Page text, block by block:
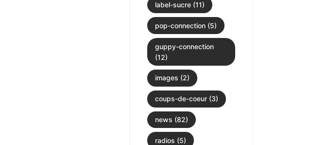
label-sucre (11)
pop-connection (5)
guppy-connection
(12)
images (2)
coups-de-coeur (3)
news (82)
radios (5)